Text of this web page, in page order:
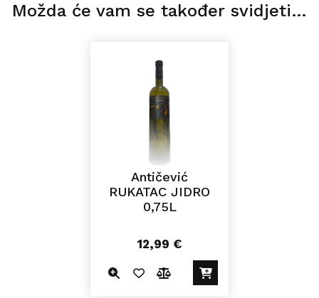
Možda će vam se također svidjeti…
Antičević
RUKATAC JIDRO
0,75L
12,99 €